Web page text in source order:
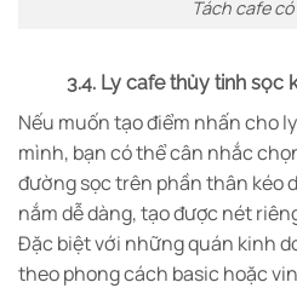
Tách cafe
3.4. Ly cafe thủy tinh sọc
Nếu muốn tạo điểm nhấn cho
mình, bạn có thể cân nhắc
đường sọc trên phần thân kéo
nắm dễ dàng, tạo được nét
Đặc biệt với những quán kinh
theo phong cách basic hoặc